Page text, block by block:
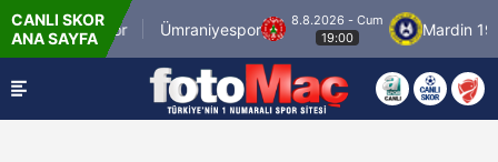
CANLI SKOR
ANA SAYFA
İstanbulspor Ümraniyespor
8.8.2026 - Cum
19:00
Mardin 1969